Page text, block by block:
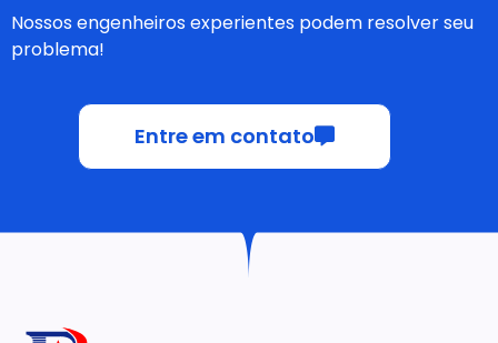
Nossos engenheiros experientes podem resolver seu
problema!
Entre em contato